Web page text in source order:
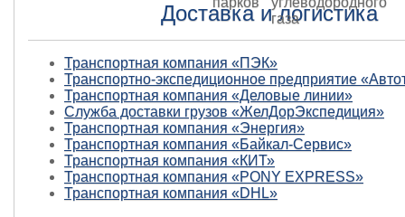
Доставка и логистика
Транспортная компания «ПЭК»
Транспортно-экспедиционное предприятие
Транспортная компания «Деловые линии»
Служба доставки грузов «ЖелДорЭкспедиция»
Транспортная компания «Энергия»
Транспортная компания «Байкал-Сервис»
Транспортная компания «КИТ»
Транспортная компания «PONY EXPRESS»
Транспортная компания «DHL»